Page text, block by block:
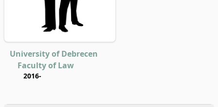
University of Debrecen
Faculty of Law
2016-